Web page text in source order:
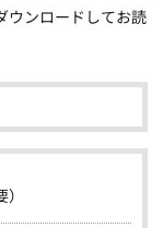
ウンロードしてお読